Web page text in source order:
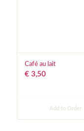
Café au lait
€3,50
Add to Order